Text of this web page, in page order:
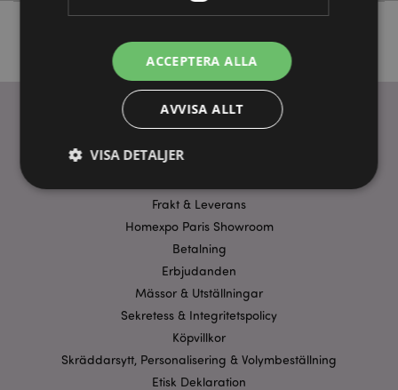
ANVÄNDBARA LÄNKAR
Frakt & Leverans
Homexpo Paris Showroom
Betalning
Erbjudanden
Mässor & Utställningar
Sekretess & Integritetspolicy
Köpvillkor
Skräddarsytt, Personalisering & Volymbeställning
Etisk Deklaration
ACCEPTERA ALLA
AVVISA ALLT
VISA DETALJER
Strikt nödvändigt Prestanda
Inriktning
Funktioner
Strikt nödvändiga cookies tillåter grundläggande
webbplatsfunktionalitet såsom användarinloggning
och kontohantering. Webbplatsen kan inte
användas korrekt utan strikt nödvändiga cookies.
Namn
Provider
/
Domän